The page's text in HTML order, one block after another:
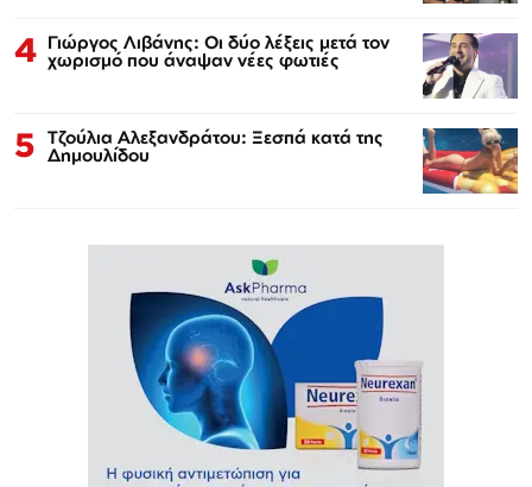
4 Γιώργος Λιβάνης: Οι δύο λέξεις μετά τον
χωρισμό που άναψαν νέες φωτιές
5 Τζούλια Αλεξανδράτου: Ξεσπά κατά της
Δημουλίδου